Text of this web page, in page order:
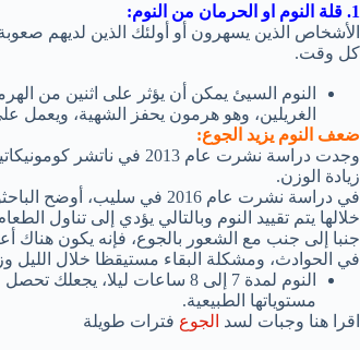
1. قلة النوم او الحرمان من النوم:
كل وقت.
النوم السيئ يمكن أن يؤثر على اثنين من
الغريلين، وهو هرمون يحفز الشهية،
ضعف النوم يزيد الجوع:
وجدت دراسة نشرت عام
زيادة الوزن.
في دراسة نشرت عام 2016 في
خلالها يتم تقييد النوم وبالتالي يؤدي إلى
جنبا إلى جنب مع الشعور بالجوع، فإنه يكون هناك
في الحوادث، ومشكلة البقاء مستيقظا خلال الليل
النوم لمدة 7 إلى 8 ساعات
مستوياتها الطبيعية.
اقرا هنا وجبات لسد الجوع فترات طويلة